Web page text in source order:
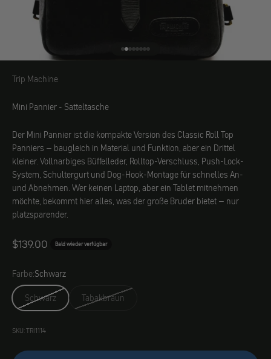
Gehe zu Element 7
Gehe zu Element 8
Trip Machine
Trip Machine
Mini Pannier - Satteltasche
Der Mini Pannier ist die kompakte Version des Classic Roll Top
Panniers – baugleich in Material und Funktion, aber ein Drittel
kleiner. Vollnarbiges Büffelleder, Rolltop-Verschluss, Push-Lock-
System, Schultergurt und Dog-Hook-Montage für schnelles An-
und Abnehmen. Wer keinen Laptop, aber ein Tablet mitnehmen
möchte, bekommt hier alles, was der große Bruder bietet – nur
platzsparender.
Angebot
$139.00 Bald wieder verfügbar
Farbe:Schwarz
Schwarz
Tabakbraun
SKU: TRI1114